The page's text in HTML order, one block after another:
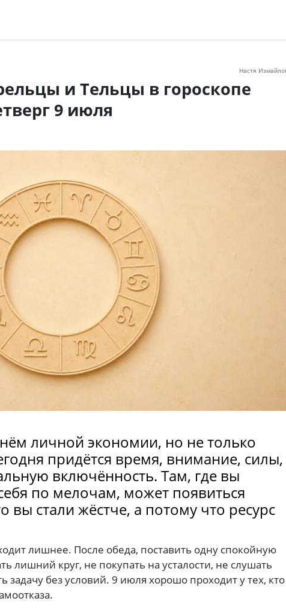
Настя
и Тельцы в гороскопе
9 июля
личной экономии, но не только
придётся время, внимание, силы,
включённость. Там, где вы
по мелочам, может появиться
вы стали жёстче, а потому что ресурс
лишнее. После обеда, поставить одну спокойную
лишний круг, не покупать на усталости, не слушать
задачу без условий. 9 июля хорошо проходит у тех, кто